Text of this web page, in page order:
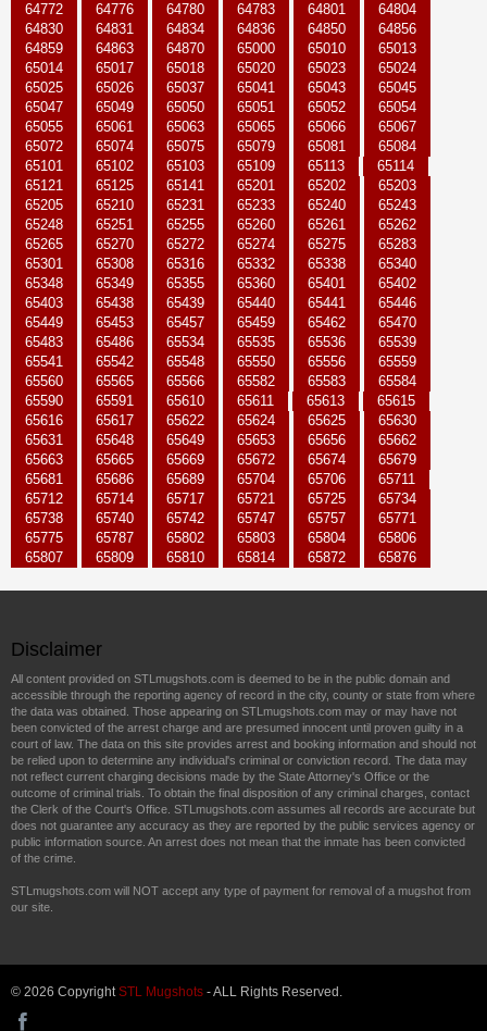
64772
64776 64780 64783 64801
64804
64830
64831 64834 64836 64850
64856
64859
64863 64870 65000 65010
65013
65014
65017 65018 65020 65023
65024
65025
65026 65037 65041 65043
65045
65047
65049 65050 65051 65052
65054
65055
65061 65063 65065 65066
65067
65072
65074 65075 65079 65081
65084
65101
65102 65103 65109 65113
65114
65121
65125 65141 65201 65202
65203
65205
65210 65231 65233 65240
65243
65248
65251 65255 65260 65261
65262
65265
65270 65272 65274 65275
65283
65301
65308 65316 65332 65338
65340
65348
65349 65355 65360 65401
65402
65403
65438 65439 65440 65441
65446
65449
65453 65457 65459 65462
65470
65483
65486 65534 65535 65536
65539
65541
65542 65548 65550 65556
65559
65560
65565 65566 65582 65583
65584
65590
65591 65610 65611 65613
65615
65616
65617 65622 65624 65625
65630
65631
65648 65649 65653 65656
65662
65663
65665 65669 65672 65674
65679
65681
65686 65689 65704 65706
65711
65712
65714 65717 65721 65725
65734
65738
65740 65742 65747 65757
65771
65775
65787 65802 65803 65804
65806
65807
65809 65810 65814 65872 65876
Disclaimer
All content provided on STLmugshots.com is deemed to be in the public domain and
accessible through the reporting agency of record in the city, county or state from where
the data was obtained. Those appearing on STLmugshots.com may or may have not
been convicted of the arrest charge and are presumed innocent until proven guilty in a
court of law. The data on this site provides arrest and booking information and should not
be relied upon to determine any individual's criminal or conviction record. The data may
not reflect current charging decisions made by the State Attorney's Office or the
outcome of criminal trials. To obtain the final disposition of any criminal charges, contact
the Clerk of the Court's Office. STLmugshots.com assumes all records are accurate but
does not guarantee any accuracy as they are reported by the public services agency or
public information source. An arrest does not mean that the inmate has been convicted
of the crime.
STLmugshots.com will NOT accept any type of payment for removal of a mugshot from
our site.
© 2026 Copyright STL Mugshots - ALL Rights Reserved.